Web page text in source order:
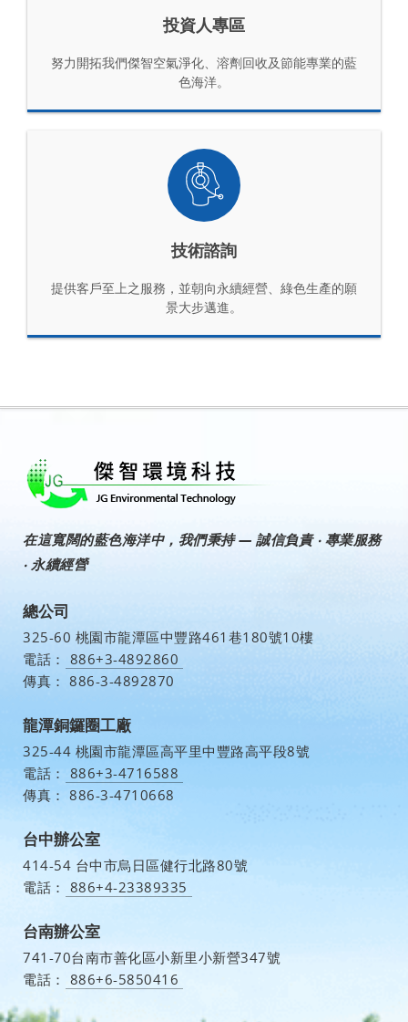
投資人專區
努力開拓我們傑智空氣淨化、溶劑回收及節能專業的藍
色海洋。
技術諮詢
提供客戶至上之服務，並朝向永續經營、綠色生產的願
景大步邁進。
在這寬闊的藍色海洋中，我們秉持 — 誠信負責 ‧ 專業服務
‧ 永續經營
總公司
325-60 桃園市龍潭區中豐路461巷180號10樓
電話：
886+3-4892860
傳真： 886-3-4892870
龍潭銅鑼圈工廠
325-44 桃園市龍潭區高平里中豐路高平段8號
電話：
886+3-4716588
傳真： 886-3-4710668
台中辦公室
414-54 台中市烏日區健行北路80號
電話：
886+4-23389335
台南辦公室
741-70台南市善化區小新里小新營347號
電話：
886+6-5850416